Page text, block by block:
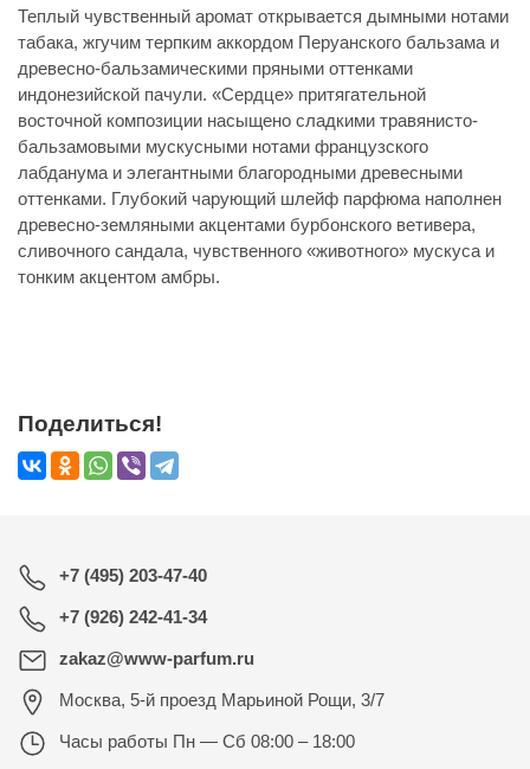
Теплый чувственный аромат открывается дымными нотами
табака, жгучим терпким аккордом Перуанского бальзама и
древесно-бальзамическими пряными оттенками
индонезийской пачули. «Сердце» притягательной
восточной композиции насыщено сладкими травянисто-
бальзамовыми мускусными нотами французского
лабданума и элегантными благородными древесными
оттенками. Глубокий чарующий шлейф парфюма наполнен
древесно-земляными акцентами бурбонского ветивера,
сливочного сандала, чувственного «животного» мускуса и
тонким акцентом амбры.
Поделиться!
+7 (495) 203-47-40
+7 (926) 242-41-34
zakaz@www-parfum.ru
Москва, 5-й проезд Марьиной Рощи, 3/7
Часы работы Пн — Сб 08:00 – 18:00